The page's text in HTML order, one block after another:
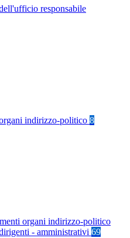
responsabile
indirizzo-politico 8
organi indirizzo-politico
- amministrativi 69